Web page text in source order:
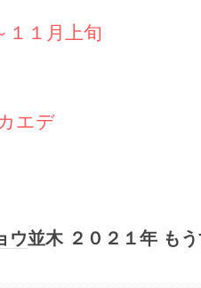
１月上旬
エデ
ウ並木 ２０２１年 も